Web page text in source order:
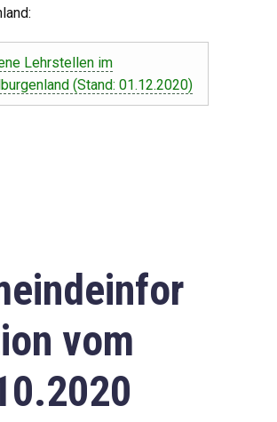
Lehrstellen im
(Stand: 01.12.2020)
vom